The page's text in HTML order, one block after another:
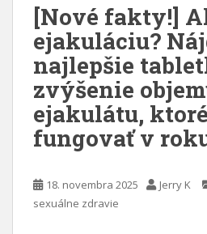
[Nové fakty!]
ejakuláciu?
najlepšie
zvýšenie
ejakulátu,
fungovať v
18. novembra 2025 Jerry K
sexuálne zdravie